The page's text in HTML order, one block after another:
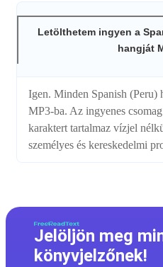
Letölthetem ingyen a
hangját
Igen. Minden Spanish (Peru)
MP3-ba. Az ingyenes
karaktert tartalmaz vízjel
személyes és kereskedelmi
Jelöljön meg
könyvjelzőnek!